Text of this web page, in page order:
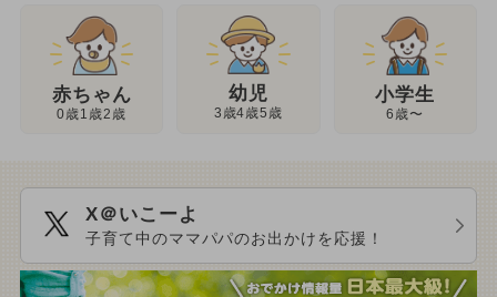
赤ちゃん
0歳1歳2歳
幼児
3歳4歳5歳
小学生
6歳〜
X＠いこーよ
子育て中のママパパのお出かけを応援！